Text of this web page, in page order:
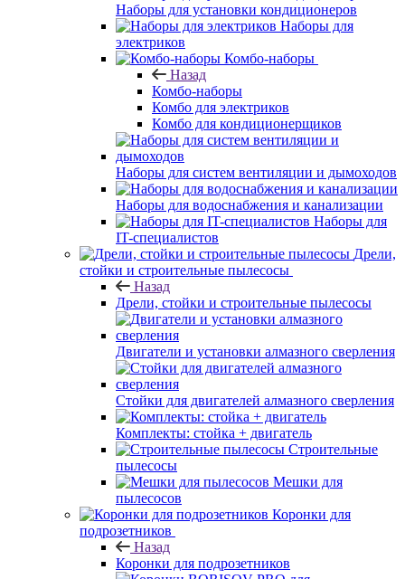
Наборы для установки кондиционеров
Наборы для
электриков
Комбо-наборы
Назад
Комбо-наборы
Комбо для электриков
Комбо для кондиционерщиков
Наборы для систем вентиляции и дымоходов
Наборы для водоснабжения и канализации
Наборы для
IT-специалистов
Дрели,
стойки и строительные пылесосы
Назад
Дрели, стойки и строительные пылесосы
Двигатели и установки алмазного сверления
Стойки для двигателей алмазного сверления
Комплекты: стойка + двигатель
Строительные
пылесосы
Мешки для
пылесосов
Коронки для
подрозетников
Назад
Коронки для подрозетников